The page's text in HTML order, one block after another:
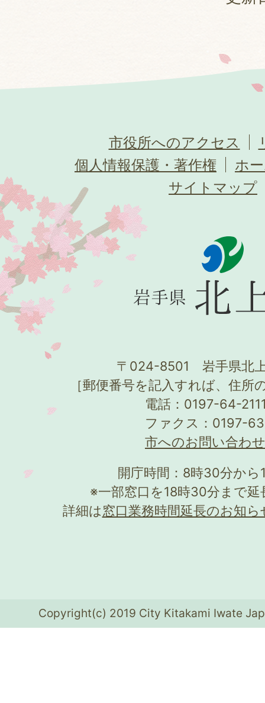
市役所へのアクセス
個人情報保護・著作権
ホ
サイトマップ
〒024-8501 岩手県北
［郵便番号を記入すれば、住所
電話：0197-64-
ファクス：0197-
市へのお問い合わ
開庁時間：8時30分か
※一部窓口を18時30分まで
詳細は窓口業務時間延長のお知ら
Copyright(c) 2019 City Kitakami Iwate